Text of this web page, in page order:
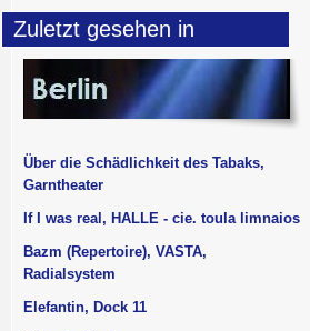
Zuletzt gesehen in
Über die Schädlichkeit des Tabaks,
Garntheater
If I was real, HALLE - cie. toula limnaios
Bazm (Repertoire), VASTA,
Radialsystem
Elefantin, Dock 11